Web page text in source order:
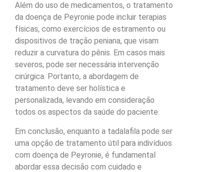
Além do uso de medicamentos, o tratamento
da doença de Peyronie pode incluir terapias
físicas, como exercícios de estiramento ou
dispositivos de tração peniana, que visam
reduzir a curvatura do pênis. Em casos mais
severos, pode ser necessária intervenção
cirúrgica. Portanto, a abordagem de
tratamento deve ser holística e
personalizada, levando em consideração
todos os aspectos da saúde do paciente.
Em conclusão, enquanto a tadalafila pode ser
uma opção de tratamento útil para indivíduos
com doença de Peyronie, é fundamental
abordar essa decisão com cuidado e